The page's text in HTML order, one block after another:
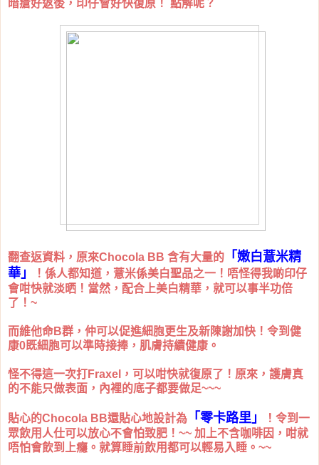
暗瘡好返後，印仔會好快復原！ 點解呢？
翻查返資料，原來Chocola BB 含有大量的 「嫩白薏米精
華」
！係人都知道，薏米係美白聖品之一！唔怪得我啲印仔
會咁快就淡晒！當然，配合上美白精華，就可以事半功倍
了！~
而維他命B群，仲可以促進細胞更生及新陳謝加快！令到健
康0既細胞可以準時接捧，肌膚持續健康。
怪不得這一次打Fraxel，可以咁快就復原了！原來，護膚真
的不能只做表面，內裡的底子都要做足~~~
貼心的Chocola BB還貼心地設計為 「零卡路里」
！令到一
眾飲用人仕可以放心不會怕致肥！~~ 加上不含咖啡因，咁就
唔怕會飲到上癮。就算睡前飲用都可以輕易入睡。~~